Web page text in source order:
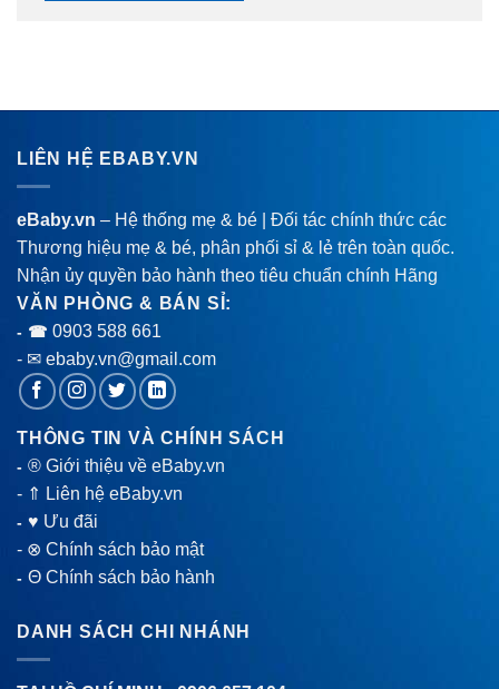
LIÊN HỆ EBABY.VN
eBaby.vn – Hệ thống mẹ & bé | Đối tác chính thức các
Thương hiệu mẹ & bé, phân phối sỉ & lẻ trên toàn quốc.
Nhận ủy quyền bảo hành theo tiêu chuẩn chính Hãng
VĂN PHÒNG & BÁN SỈ:
- ☎ 0903 588 661
- ✉ ebaby.vn@gmail.com
THÔNG TIN VÀ CHÍNH SÁCH
-® Giới thiệu về eBaby.vn
- ⇑ Liên hệ eBaby.vn
-♥ Ưu đãi
- ⊗ Chính sách bảo mật
-Θ Chính sách bảo hành
DANH SÁCH CHI NHÁNH